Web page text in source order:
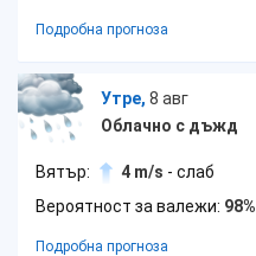
Подробна прогноза
Утре, 8 авг
Облачно с дъжд
Вятър: 4 m/s - слаб
Вероятност за валежи: 98%
Подробна прогноза